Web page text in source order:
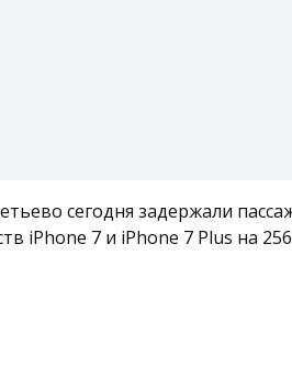
сегодня задержали
iPhone 7 и iPhone 7 Plus на